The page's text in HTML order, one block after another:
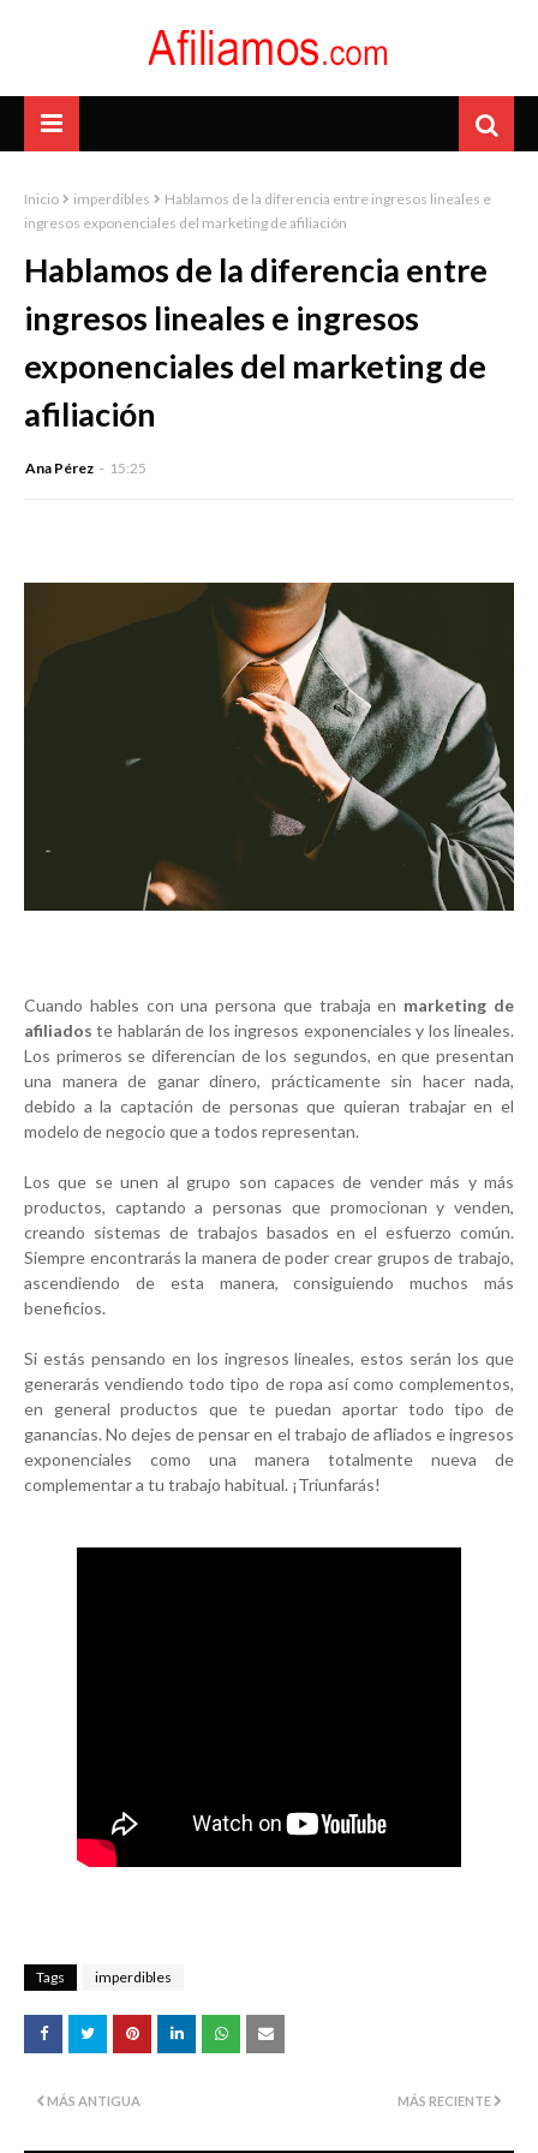
Inicio imperdibles
Hablamos de la diferencia entre ingresos lineales e
ingresos exponenciales del marketing de afiliación
Hablamos de la diferencia entre
ingresos lineales e ingresos
exponenciales del marketing de
afiliación
Ana Pérez 15:25
Cuando hables con una persona que trabaja en marketing de
afiliadoste hablarán de los ingresos exponenciales y los lineales.
Los primeros se diferencian de los segundos, en que presentan
una manera de ganar dinero, prácticamente sin hacer nada,
debido a la captación de personas que quieran trabajar en el
modelo de negocio que a todos representan.
Los que se unen al grupo son capaces de vender más y más
productos, captando a personas que promocionan y venden,
creando sistemas de trabajos basados en el esfuerzo común.
Siempre encontrarás la manera de poder crear grupos de trabajo,
ascendiendo de esta manera, consiguiendo muchos más
beneficios.
Si estás pensando en los ingresos lineales, estos serán los que
generarás vendiendo todo tipo de ropa así como complementos,
en general productos que te puedan aportar todo tipo de
ganancias. No dejes de pensar en el trabajo de afliados e ingresos
exponenciales como una manera totalmente nueva de
complementar a tu trabajo habitual. ¡Triunfarás!
Tags imperdibles
MÁS RECIENTE
MÁS ANTIGUA